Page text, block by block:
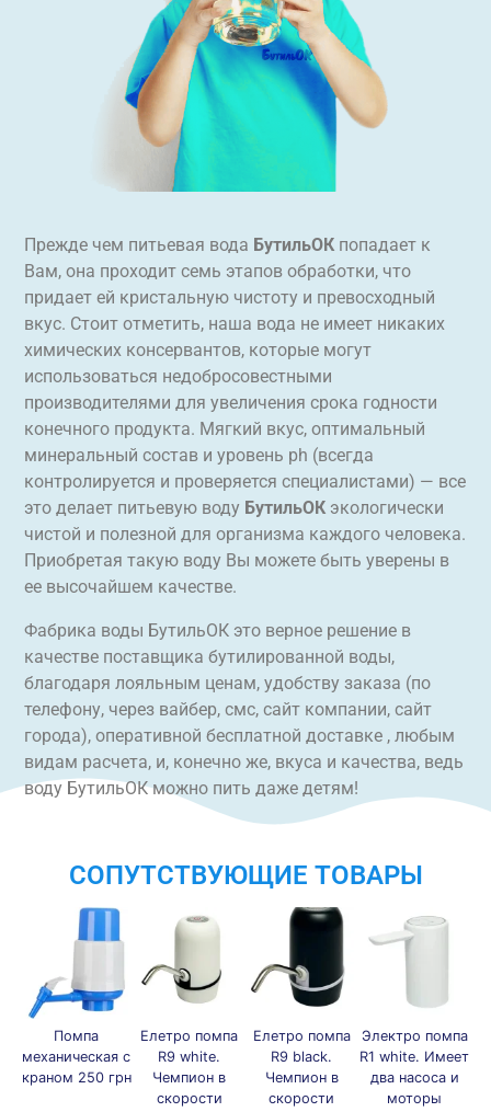
Прежде чем питьевая вода БутильОК попадает к
Вам, она проходит семь этапов обработки, что
придает ей кристальную чистоту и превосходный
вкус. Стоит отметить, наша вода не имеет никаких
химических консервантов, которые могут
использоваться недобросовестными
производителями для увеличения срока годности
конечного продукта. Мягкий вкус, оптимальный
минеральный состав и уровень ph (всегда
контролируется и проверяется специалистами) — все
это делает питьевую воду БутильОК экологически
чистой и полезной для организма каждого человека.
Приобретая такую воду Вы можете быть уверены в
ее высочайшем качестве.
Фабрика воды БутильОК это верное решение в
качестве поставщика бутилированной воды,
благодаря лояльным ценам, удобству заказа (по
телефону, через вайбер, смс, сайт компании, сайт
города), оперативной бесплатной доставке , любым
видам расчета, и, конечно же, вкуса и качества, ведь
воду БутильОК можно пить даже детям!
СОПУТСТВУЮЩИЕ ТОВАРЫ
Помпа
механическая с
краном 250 грн
Елетро помпа
R9 white.
Чемпион в
скорости
Елетро помпа
R9 black.
Чемпион в
скорости
Электро помпа
R1 white. Имеет
два насоса и
моторы